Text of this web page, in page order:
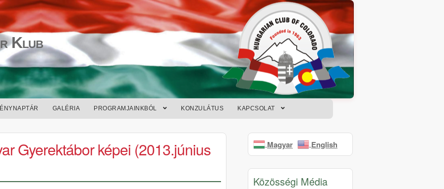
Klub
GALÉRIA PROGRAMJAINKBÓL KONZULÁTUS KAPCSOLAT
Gyerektábor képei (2013.június Magyar English
Közösségi Média